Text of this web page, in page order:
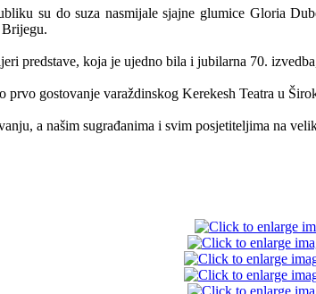
su do suza nasmijale sjajne glumice Gloria
predstave, koja je ujedno bila i jubilarna 70.
gostovanje varaždinskog Kerekesh Teatra u
a našim sugrađanima i svim posjetiteljima na